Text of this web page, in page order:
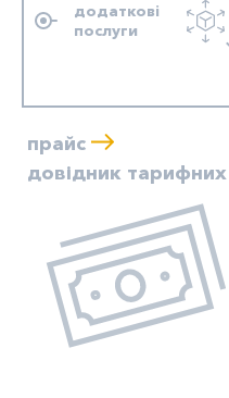
додаткові
послуги
прайс
довідник